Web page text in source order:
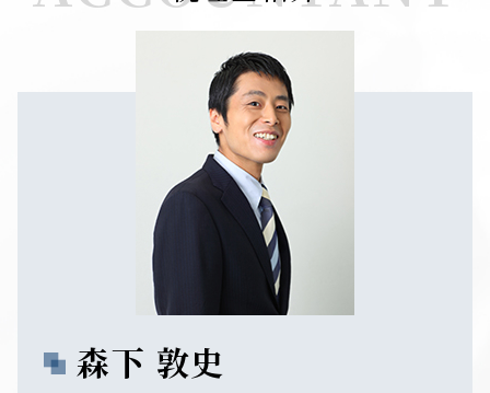
森下 敦史